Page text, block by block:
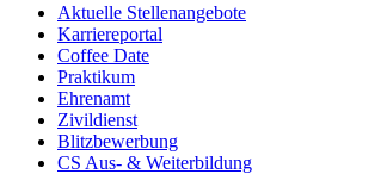
Aktuelle Stellenangebote
Karriereportal
Coffee Date
Praktikum
Ehrenamt
Zivildienst
Blitzbewerbung
CS Aus- & Weiterbildung